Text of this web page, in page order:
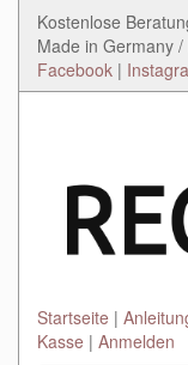
Kostenlose
Made in Germany /
Facebook |
Startseite
Kasse
Anmelden